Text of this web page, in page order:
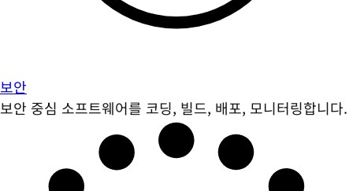
보안
보안 중심 소프트웨어를 코딩, 빌드, 배포, 모니터링합니다.